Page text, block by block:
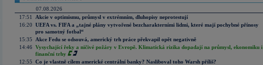
07.08.2026
17:51
Akcie v optimismu, průmysl v extrémním, dluhopisy neprotestují
16:20 UEFA vs. FIFA a „tajné plány vytvořené bezcharakterními lidmi, které mají pochybné přínosy
pro samotný fotbal“
15:35
Akce Fedu se odsouvá, americký trh práce překvapil opět negativně
14:46 Vysychající řeky a ničivé požáry v Evropě. Klimatická rizika dopadají na průmysl, ekonomiku i
finanční trhy
12:55 Co je vlastně cílem americké centrální banky? Nasliboval toho Warsh příliš?